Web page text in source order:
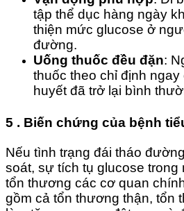
tập thể dục hàng ngày
thiện mức glucose ở
đường.
Uống thuốc đều đặn:
thuốc theo chỉ định
huyết đã trở lại bình
5 . Biến chứng của bệnh
Nếu tình trạng đái tháo
soát, sự tích tụ glucose trong
tổn thương các cơ quan
gồm cả tổn thương thận, tổn